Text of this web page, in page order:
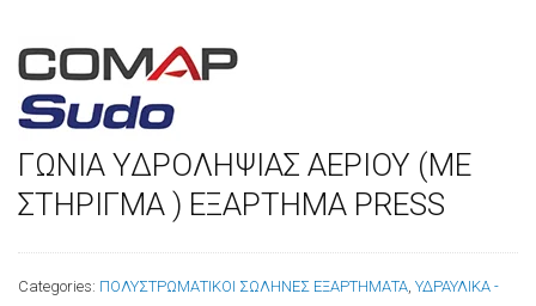
ΓΩΝΙΑ ΥΔΡΟΛΗΨΙΑΣ ΑΕΡΙΟΥ (ΜΕ
ΣΤΗΡΙΓΜΑ ) ΕΞΑΡΤΗΜΑ PRESS
Categories: ΠΟΛΥΣΤΡΩΜΑΤΙΚΟΙ ΣΩΛΗΝΕΣ ΕΞΑΡΤΗΜΑΤΑ ΥΔΡΑΥΛΙΚΑ -